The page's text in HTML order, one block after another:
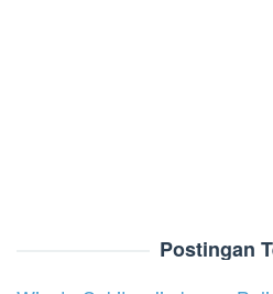
Postingan